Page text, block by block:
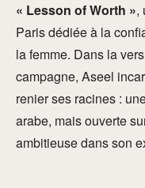
« Lesson of Worth »,
Paris dédiée à la
la femme. Dans la
campagne, Aseel
renier ses racines :
arabe, mais ouverte
ambitieuse dans son